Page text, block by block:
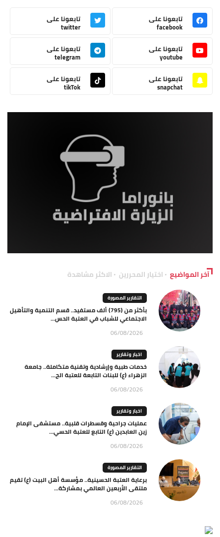
تابعونا على
facebook
تابعونا على
twitter
تابعونا على
youtube
تابعونا على
telegram
تابعونا على
snapchat
تابعونا على
tikTok
آخر المواضيع اختيار المحررين الاكثر مشاهدة
التقارير المصورة
بأكثر من (795) ألف مستفيد.. قسم التنمية والتأهيل
الاجتماعي للشباب في العتبة الحس...
06/08/2026
اخبار وتقارير
خدمات طبية وإرشادية وتقنية متكاملة.. جامعة
الزهراء (ع) للبنات التابعة للعتبة الح...
06/08/2026
اخبار وتقارير
عمليات جراحية وقسطرات قلبية.. مستشفى الإمام
زين العابدين (ع) التابع للعتبة الحسي...
06/08/2026
التقارير المصورة
برعاية العتبة الحسينية.. مؤسسة أهل البيت (ع) تقيم
ملتقى الأربعين العالمي بمشاركة...
06/08/2026